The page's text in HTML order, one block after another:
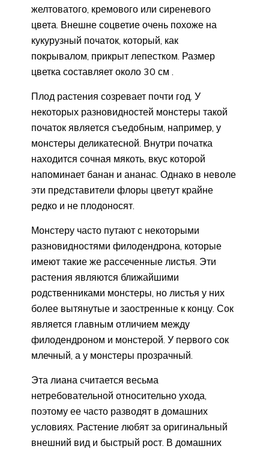
желтоватого, кремового или сиреневого
цвета. Внешне соцветие очень похоже на
кукурузный початок, который, как
покрывалом, прикрыт лепестком. Размер
цветка составляет около 30 см .
Плод растения созревает почти год. У
некоторых разновидностей монстеры такой
початок является съедобным, например, у
монстеры деликатесной. Внутри початка
находится сочная мякоть, вкус которой
напоминает банан и ананас. Однако в неволе
эти представители флоры цветут крайне
редко и не плодоносят.
Монстеру часто путают с некоторыми
разновидностями филодендрона, которые
имеют такие же рассеченные листья. Эти
растения являются ближайшими
родственниками монстеры, но листья у них
более вытянутые и заостренные к концу. Сок
является главным отличием между
филодендроном и монстерой. У первого сок
млечный, а у монстеры прозрачный.
Эта лиана считается весьма
нетребовательной относительно ухода,
поэтому ее часто разводят в домашних
условиях. Растение любят за оригинальный
внешний вид и быстрый рост. В домашних